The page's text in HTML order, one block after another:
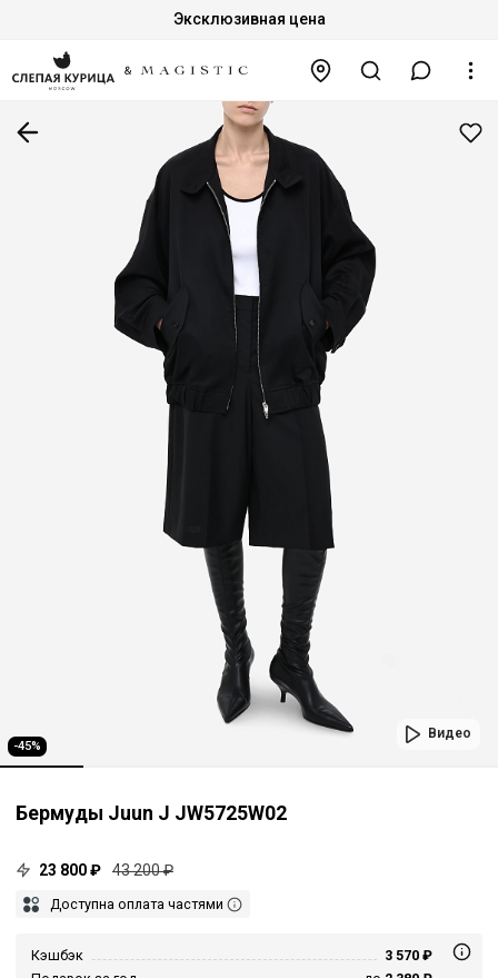
Эксклюзивная цена
-45%
Видео
Бермуды Juun J JW5725W02
23 800 ₽ 43 200 ₽
Доступна оплата частями
Кэшбэк
3 570 ₽